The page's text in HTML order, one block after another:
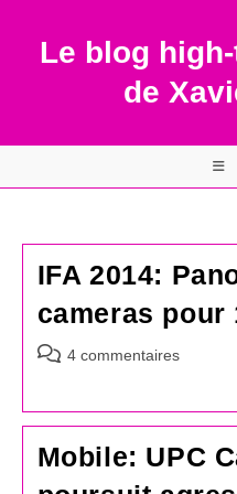
contentLe blog
de
IFA 2014:
cameras pour
Commentaires
publication :
4 commentaires
Mobile: UPC